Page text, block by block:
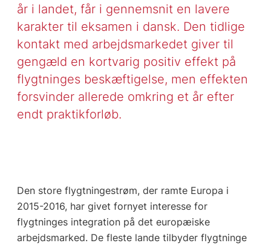
år i landet, får i gennemsnit en lavere
karakter til eksamen i dansk. Den tidlige
kontakt med arbejdsmarkedet giver til
gengæld en kortvarig positiv effekt på
flygtninges beskæftigelse, men effekten
forsvinder allerede omkring et år efter
endt praktikforløb.
Den store flygtningestrøm, der ramte Europa i
2015-2016, har givet fornyet interesse for
flygtninges integration på det europæiske
arbejdsmarked. De fleste lande tilbyder flygtninge